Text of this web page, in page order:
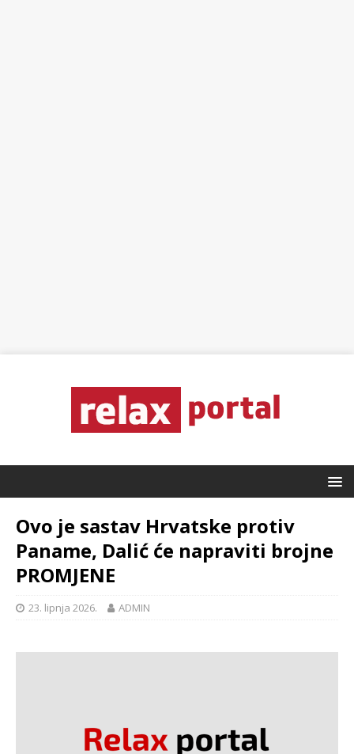
Ovo je sastav Hrvatske protiv
Paname, Dalić će napraviti brojne
PROMJENE
23. lipnja 2026. ADMIN